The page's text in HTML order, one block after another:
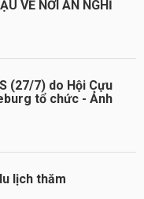
VỀ NƠI AN NGHỈ
(27/7) do Hội Cựu
tổ chức - Ảnh
lịch thăm